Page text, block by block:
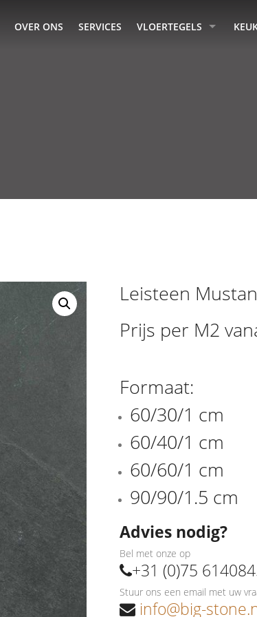
OVER ONS SERVICES VLOERTEGELS
Leisteen
Prijs per M2
Formaat:
60/30/1 cm
60/40/1 cm
60/60/1 cm
90/90/1.5 cm
Advies nodig?
Bel met onze op
+31 (0)75
Stuur ons een email met uw
info@big-